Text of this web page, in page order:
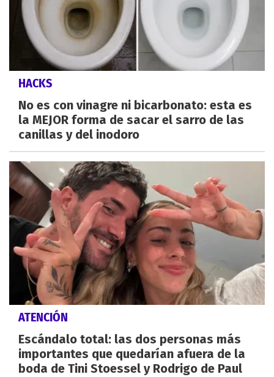
HACKS
No es con vinagre ni bicarbonato: esta es
la MEJOR forma de sacar el sarro de las
canillas y del inodoro
ATENCIÓN
Escándalo total: las dos personas más
importantes que quedarían afuera de la
boda de Tini Stoessel y Rodrigo de Paul